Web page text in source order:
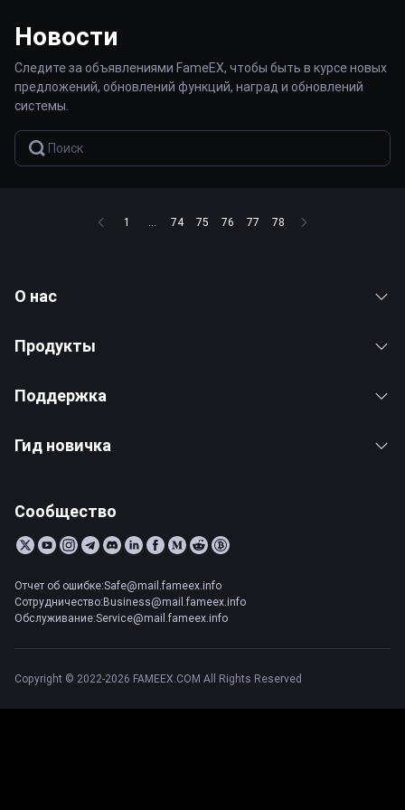
Новости
Следите за объявлениями FameEX, чтобы быть в курсе новых
предложений, обновлений функций, наград и обновлений
системы.
1 ... 74 75 76 77 78
О нас
Продукты
Поддержка
Гид новичка
Сообщество
Отчет об ошибке:Safe@mail.fameex.info
Сотрудничество:Business@mail.fameex.info
Обслуживание:Service@mail.fameex.info
Copyright © 2022-2026 FAMEEX.COM All Rights Reserved